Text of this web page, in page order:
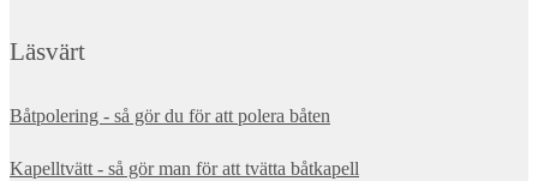
Läsvärt
Båtpolering - så gör du för att polera båten
Kapelltvätt - så gör man för att tvätta båtkapell